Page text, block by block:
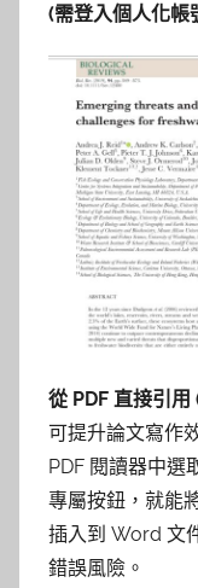
(需登入個人化帳
從 PDF 直接引
可提升論文寫作
PDF 閱讀器中選
專屬按鈕，就能
插入到 Word 文
錯誤風險。